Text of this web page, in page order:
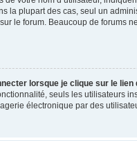
la plupart des cas, seul un
le forum. Beaucoup de forums
lorsque je clique sur le
seuls les utilisateurs
électronique par des